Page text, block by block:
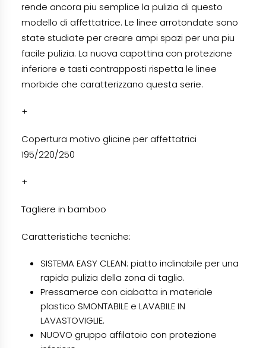
rende ancora piu semplice la pulizia di questo
modello di affettatrice. Le linee arrotondate sono
state studiate per creare ampi spazi per una piu
facile pulizia. La nuova capottina con protezione
inferiore e tasti contrapposti rispetta le linee
morbide che caratterizzano questa serie.
+
Copertura motivo glicine per affettatrici
195/220/250
+
Tagliere in bamboo
Caratteristiche tecniche:
SISTEMA EASY CLEAN: piatto inclinabile per una
rapida pulizia della zona di taglio.
Pressamerce con ciabatta in materiale
plastico SMONTABILE e LAVABILE IN
LAVASTOVIGLIE.
NUOVO gruppo affilatoio con protezione